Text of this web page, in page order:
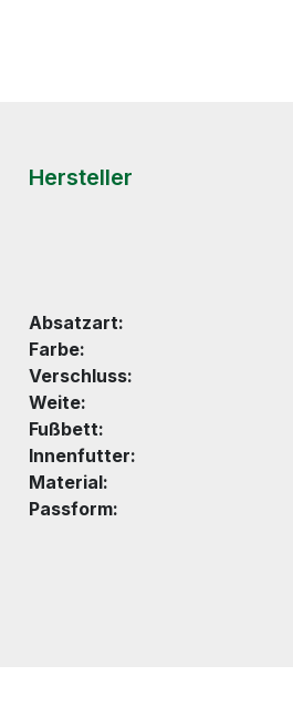
Hersteller
Absatzart:
Farbe:
Verschluss:
Weite:
Fußbett:
Innenfutter:
Material:
Passform: